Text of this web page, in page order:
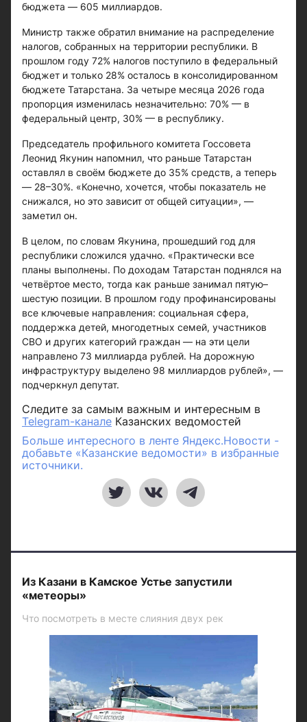
бюджета — 605 миллиардов.
Министр также обратил внимание на распределение
налогов, собранных на территории республики. В
прошлом году 72% налогов поступило в федеральный
бюджет и только 28% осталось в консолидированном
бюджете Татарстана. За четыре месяца 2026 года
пропорция изменилась незначительно: 70% — в
федеральный центр, 30% — в республику.
Председатель профильного комитета Госсовета
Леонид Якунин напомнил, что раньше Татарстан
оставлял в своём бюджете до 35% средств, а теперь
— 28–30%. «Конечно, хочется, чтобы показатель не
снижался, но это зависит от общей ситуации», —
заметил он.
В целом, по словам Якунина, прошедший год для
республики сложился удачно. «Практически все
планы выполнены. По доходам Татарстан поднялся на
четвёртое место, тогда как раньше занимал пятую–
шестую позиции. В прошлом году профинансированы
все ключевые направления: социальная сфера,
поддержка детей, многодетных семей, участников
СВО и других категорий граждан — на эти цели
направлено 73 миллиарда рублей. На дорожную
инфраструктуру выделено 98 миллиардов рублей», —
подчеркнул депутат.
Следите за самым важным и интересным в
Telegram-канале Казанских ведомостей
Больше интересного в ленте Яндекс.Новости -
добавьте «Казанские ведомости» в избранные
источники.
Из Казани в Камское Устье запустили
«метеоры»
Что посмотреть в месте слияния двух рек